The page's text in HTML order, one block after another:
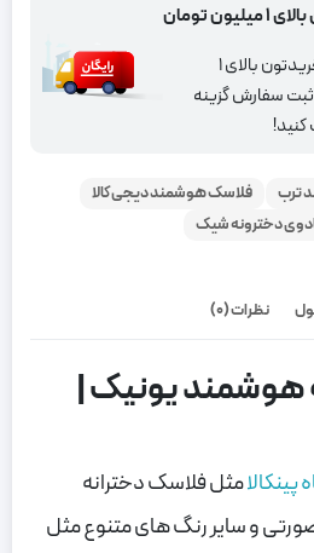
بود.تومان
فقط کافیه جمع مبلغ سبد خریدتون بالای 1
سفارش گزینه
کنید!
ترب
فلاسک هوشمند دیجی کالا
دخترونه شیک
نظرات (0)
هوشمند یونیک |
پینکالامثل فلاسک دخترانه
و سایر رنگ های متنوع مثل